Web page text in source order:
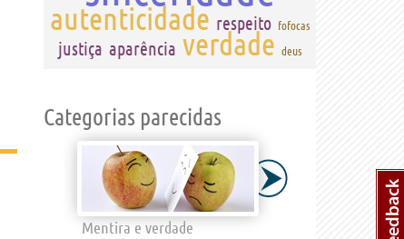
autenticidade respeito fofocas
justiça aparência verdade deus
Categorias parecidas
Mentira e verdade